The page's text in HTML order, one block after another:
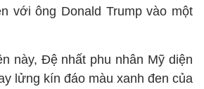
với ông Donald Trump vào một
này, Đệ nhất phu nhân Mỹ diện
lửng kín đáo màu xanh đen của